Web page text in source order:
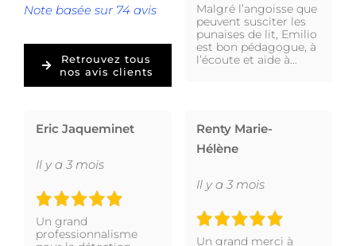
Note basée sur 74 avis
Retrouvez tous
nos avis clients
Malgré l’angoisse que
peuvent susciter les
punaises de lit, Emilio
est bon pédagogue, à
l’écoute et aide à…
Eric Jaqueminet
Il y a 3 mois
Un grand
professionnalisme
Renty Marie-
Hélène
Il y a 3 mois
Un grand merci à